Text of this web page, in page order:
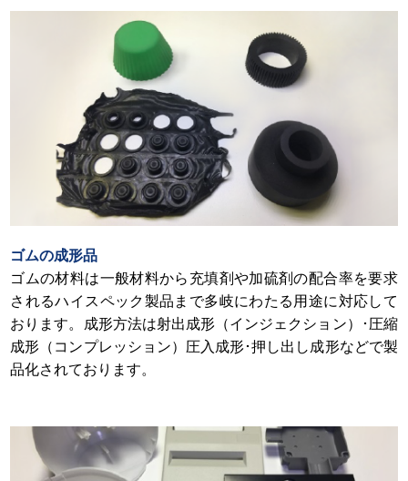
ゴムの成形品
ゴムの材料は一般材料から充填剤や加硫剤の配合率を要求
されるハイスペック製品まで多岐にわたる用途に対応して
おります。成形方法は射出成形（インジェクション）･圧縮
成形（コンプレッション）圧入成形･押し出し成形などで製
品化されております。